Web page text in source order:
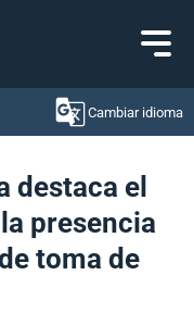
Cambiar idioma
destaca el
presencia
toma de